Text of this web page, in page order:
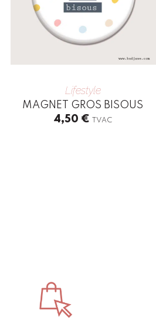
Lifestyle
MAGNET GROS BISOUS
4,50 € TVAC